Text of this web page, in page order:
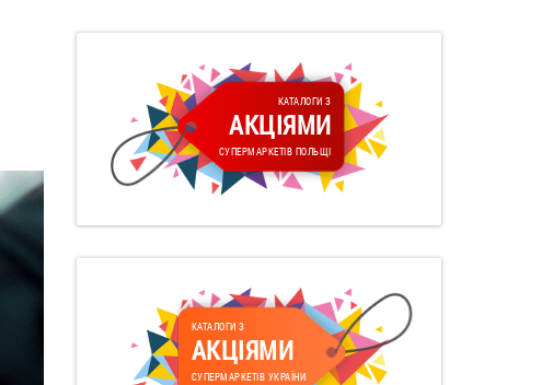
КАТАЛОГИ З
АКЦІЯМИ
СУПЕРМАРКЕТІВ ПОЛЬЩІ
КАТАЛОГИ З
АКЦІЯМИ
СУПЕРМАРКЕТІВ УКРАЇНИ